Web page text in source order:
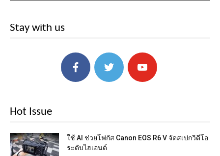
Stay with us
Hot Issue
ใช้ AI ช่วยโฟกัส Canon EOS R6 V จัดสเปกวิดีโอ
ระดับไฮเอนด์